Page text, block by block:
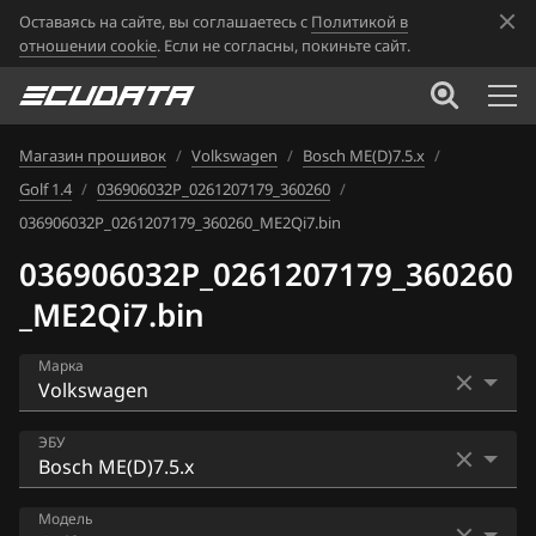
Оставаясь на сайте, вы соглашаетесь с Политикой в
отношении cookie. Если не согласны, покиньте сайт.
Магазин прошивок / Volkswagen / Bosch ME(D)7.5.x /
Golf 1.4 / 036906032P_0261207179_360260 /
036906032P_0261207179_360260_ME2Qi7.bin
036906032P_0261207179_360260
_ME2Qi7.bin
Марка
Acura
Alfa Romeo
ЭБУ
Bosch EDC16U1
Модель